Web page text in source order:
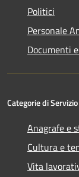
Politici
Personale
Documenti
Categorie di Servizio
Anagrafe e
Cultura e
Vita